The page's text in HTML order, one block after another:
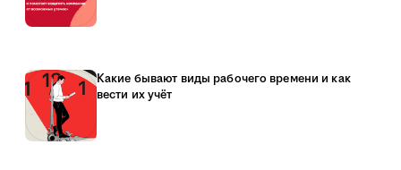
Какие бывают виды рабочего времени и как
вести их учёт